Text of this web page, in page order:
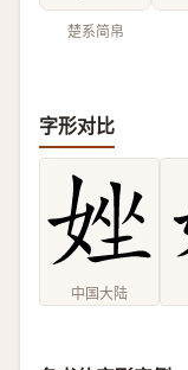
楚系简帛
字形对比
中国大陆